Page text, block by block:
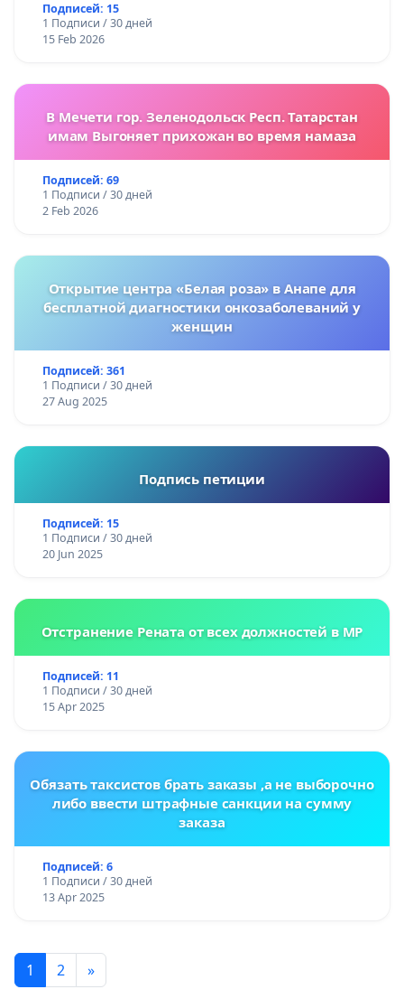
Подписей: 15
1 Подписи / 30 дней
15 Feb 2026
В Мечети гор. Зеленодольск Респ. Татарстан
имам Выгоняет прихожан во время намаза
Подписей: 69
1 Подписи / 30 дней
2 Feb 2026
Открытие центра «Белая роза» в Анапе для
бесплатной диагностики онкозаболеваний у
женщин
Подписей: 361
1 Подписи / 30 дней
27 Aug 2025
Подпись петиции
Подписей: 15
1 Подписи / 30 дней
20 Jun 2025
Отстранение Рената от всех должностей в МР
Подписей: 11
1 Подписи / 30 дней
15 Apr 2025
Обязать таксистов брать заказы ,а не выборочно
либо ввести штрафные санкции на сумму
заказа
Подписей: 6
1 Подписи / 30 дней
13 Apr 2025
1 2 »